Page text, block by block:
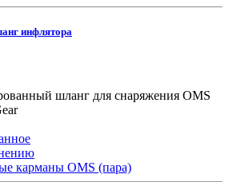
инфлятора
шланг для снаряжения OMS